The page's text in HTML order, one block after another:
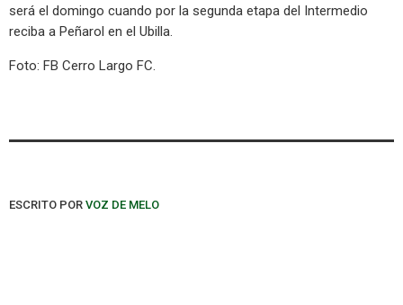
será el domingo cuando por la segunda etapa del Intermedio
reciba a Peñarol en el Ubilla.
Foto: FB Cerro Largo FC.
ESCRITO POR VOZ DE MELO